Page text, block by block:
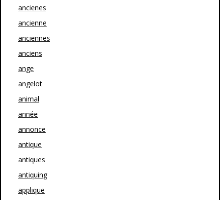
ancienes
ancienne
anciennes
anciens
ange
angelot
animal
année
annonce
antique
antiques
antiquing
applique